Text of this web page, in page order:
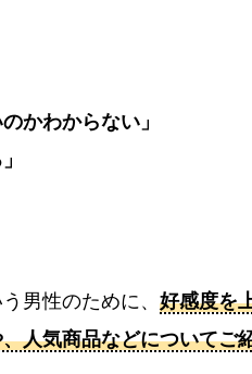
かわからない」
男性のために、 好感度を
人気商品などについてご